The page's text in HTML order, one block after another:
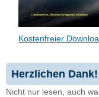
Kostenfreier
Herzlichen Dank!
Nicht nur lesen, auch